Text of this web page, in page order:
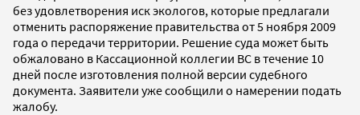
без удовлетворения иск экологов, которые предлагали
отменить распоряжение правительства от 5 ноября 2009
года о передачи территории. Решение суда может быть
обжаловано в Кассационной коллегии ВС в течение 10
дней после изготовления полной версии судебного
документа. Заявители уже сообщили о намерении подать
жалобу.